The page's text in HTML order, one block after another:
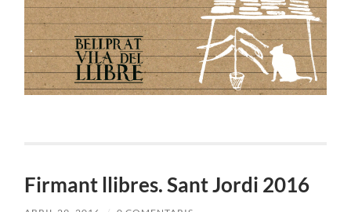
Firmant llibres. Sant Jordi 2016